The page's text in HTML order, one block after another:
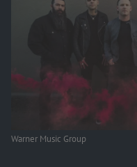
Warner Music Group